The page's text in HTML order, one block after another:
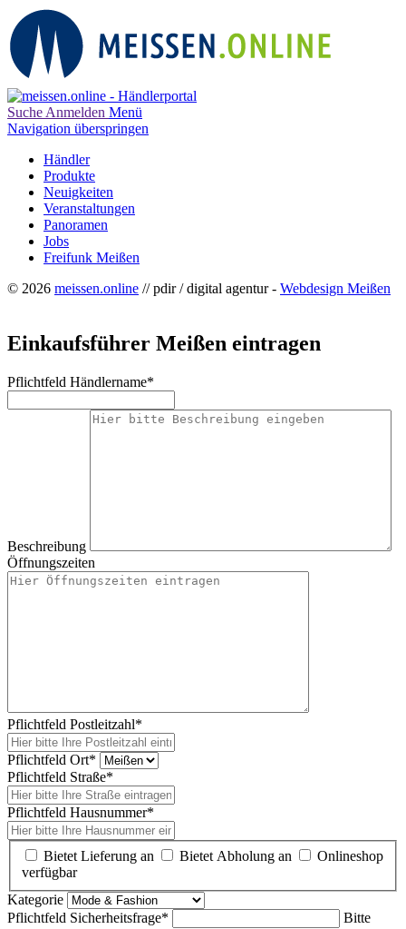
Suche Anmelden Menü
Navigation überspringen
Händler
Produkte
Neuigkeiten
Veranstaltungen
Panoramen
Jobs
Freifunk Meißen
© 2026 meissen.online // pdir / digital agentur - Webdesign Meißen
Einkaufsführer Meißen eintragen
Pflichtfeld Händlername*
Beschreibung
Öffnungszeiten
Pflichtfeld Postleitzahl*
Pflichtfeld Ort*
Pflichtfeld Straße*
Pflichtfeld Hausnummer*
Bietet Lieferung an Bietet Abholung an
Onlineshop
verfügbar
Kategorie
Pflichtfeld Sicherheitsfrage*
Bitte